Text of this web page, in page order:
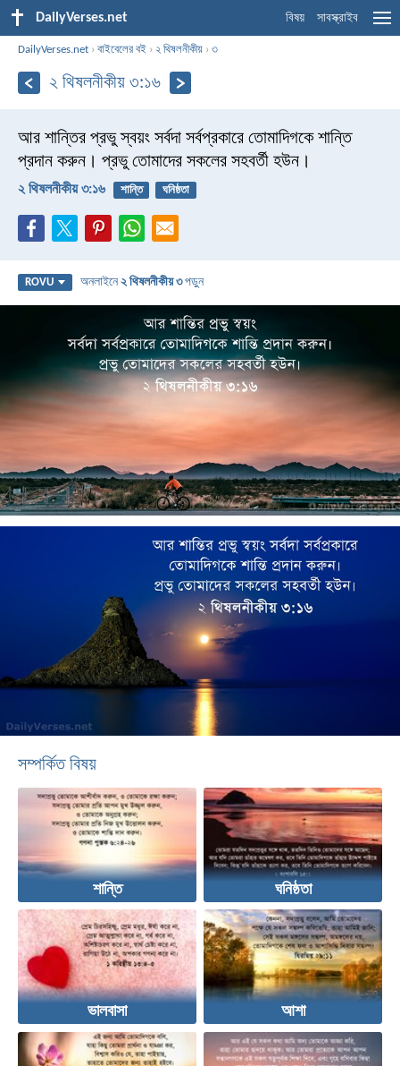
DailyVerses.net বিষয় সাবস্ক্রাইব
DailyVerses.net ›বাইবেলের বই ›২ থিষলনীকীয় ›৩
২ থিষলনীকীয় ৩:১৬
আর শান্তির প্রভু স্বয়ং সর্বদা সর্বপ্রকারে তোমাদিগকে শান্তি
প্রদান করুন। প্রভু তোমাদের সকলের সহবর্তী হউন।
২ থিষলনীকীয় ৩:১৬ শান্তি ঘনিষ্ঠতা
ROVU অনলাইনে২ থিষলনীকীয় ৩পড়ুন
সম্পর্কিত বিষয়
শান্তি ঘনিষ্ঠতা
ভালবাসা আশা